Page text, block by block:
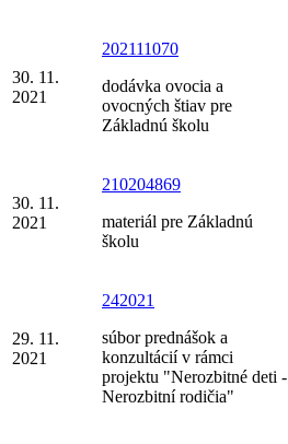
30. 11.
2021
202111070
dodávka ovocia a
ovocných štiav pre
Základnú školu
30. 11.
2021
210204869
materiál pre Základnú
školu
29. 11.
2021
242021
súbor prednášok a
konzultácií v rámci
projektu "Nerozbitné deti -
Nerozbitní rodičia"